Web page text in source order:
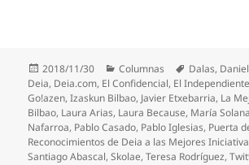
Publicado
el
2018/11/30 Categorías
Columnas Etiquetas
Dalas,
Deia, Deia.com, El Confidencial, El Independiente
Go!azen,Izaskun Bilbao, Javier Etxebarria, La
Bilbao, Laura Arias, Laura Because, María Solana
Nafarroa, Pablo Casado, Pablo Iglesias, Puerta
Reconocimientos de Deia a las Mejores
Santiago Abascal,Skolae,Teresa Rodríguez,